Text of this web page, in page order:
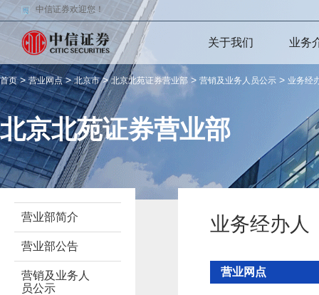
中信证券欢迎您！
关于我们 业务
首页>营业网点>北京市>北京北苑证券营业部 > 营销及业务人员公示 > 业务经
北京北苑证券营业部
营业部简介
营业部公告
营销及业务人
员公示
业务经办人
营业网点